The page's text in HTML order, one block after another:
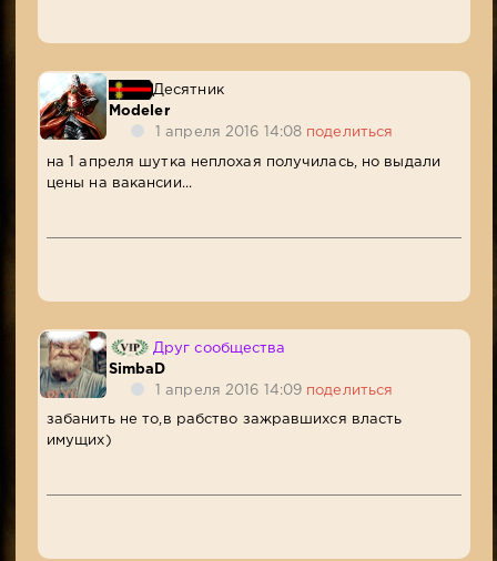
Десятник
Modeler
1 апреля 2016 14:08 поделиться
на 1 апреля шутка неплохая получилась, но выдали
цены на вакансии...
Друг сообщества
SimbaD
1 апреля 2016 14:09 поделиться
забанить не то,в рабство зажравшихся власть
имущих)